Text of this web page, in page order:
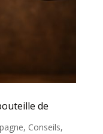
de
, Conseils,